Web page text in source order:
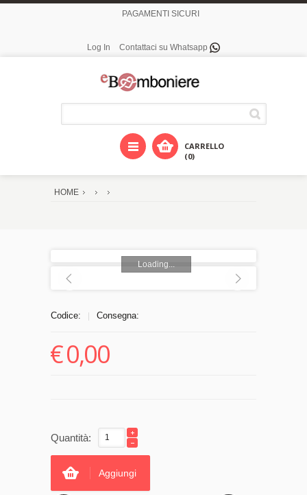
PAGAMENTI SICURI
Log In Contattaci su Whatsapp
CARRELLO
(0)
HOME
Loading...
Codice: Consegna:
€0,00
Quantità:
Aggiungi